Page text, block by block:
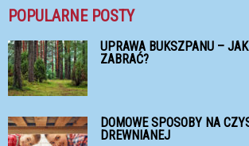
POPULARNE POSTY
UPRAWA BUKSZPANU –
ZABRAĆ?
DOMOWE SPOSOBY NA
DREWNIANEJ